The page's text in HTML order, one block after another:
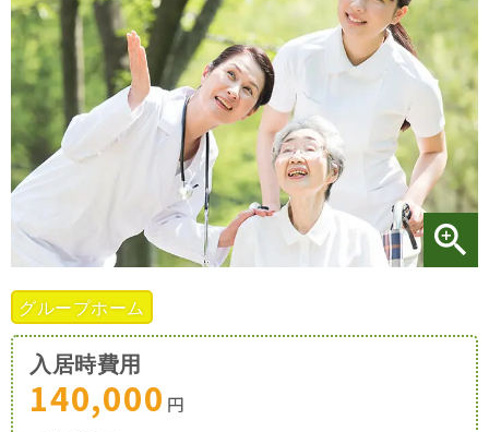
ご入居までの 流れ
会社概要
お役立ち情報 一覧
施設特集一覧
ブログ一覧
グループホーム
入居時費用
140,000 円